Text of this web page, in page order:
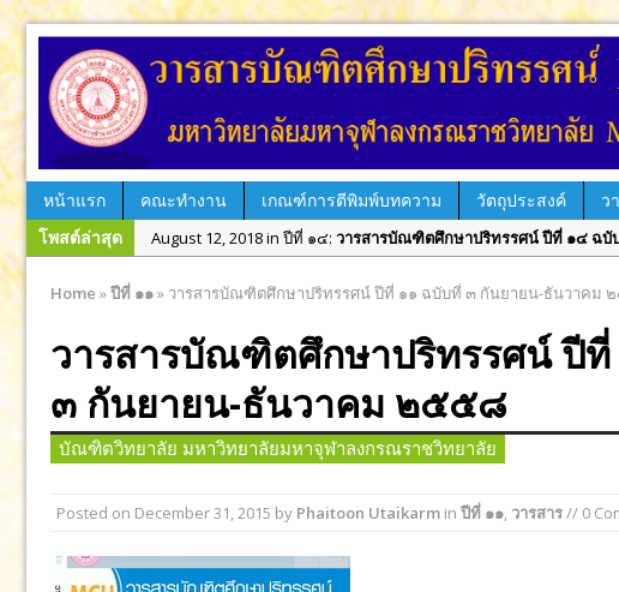
หน้าแรก คณะทำงาน เกณฑ์การตีพิมพ์บทความ วัตถุประสงค์ ว
โพสต์ล่าสุด
August 12, 2018 in ปีที่ ๑๔: วารสารบัณฑิตศึกษาปริทรรศน์ ปีที่ ๑๔ ฉ
August 31, 2017 in ปีที่ ๑๓:วารสารบัณฑิตศึกษาปริทรรศน์ ปีที่ ๑๓ ฉบั
June 29, 2017 in ฉบับพิเศษ:
June 29, 2017 in ฉบับพิเศษ: วารสารบัณฑิตศึกษาปริทรรศน์ ปีที่ ๑๓ ฉบั
June 29, 2019 in วารสาร:วารสารบัณฑิตศึกษาปริทรรศน์ ใช้ระบบ
December 31, 2018 in ปีที่ ๑๔:วารสารบัณฑิตศึกษาปริทรรศน์ ปีที่ ๑๔
September 12, 2018 in ฉบับพิเศษ:
Home »ปีที่ ๑๑» วารสารบัณฑิตศึกษาปริทรรศน์ ปีที่ ๑๑ ฉบับที่ ๓ กันยายน-ธันวาคม
วารสารบัณฑิตศึกษาปริทรรศน์ ปี
๓ กันยายน-ธันวาคม ๒๕๕๘
บัณฑิตวิทยาลัย มหาวิทยาลัยมหาจุฬาลงกรณราชวิทยาลัย
Posted on December 31, 2015 by Phaitoon Utaikarm in ปีที่ ๑๑, วารสาร// 0
วารสารบั
ปริทรรศน์ ปี
พิเศษ เล่ม
๒๕๖๐